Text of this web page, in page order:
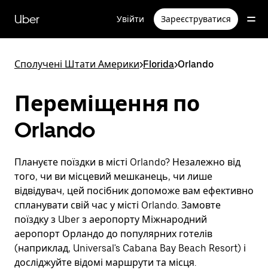
основного
вмісту
Uber Увійти Зареєструватися
Сполучені Штати Америки>Florida>Orlando
Переміщення по
Orlando
Плануєте поїздки в місті Orlando? Незалежно від
того, чи ви місцевий мешканець, чи лише
відвідувач, цей посібник допоможе вам ефективно
спланувати свій час у місті Orlando. Замовте
поїздку з Uber з аеропорту Міжнародний
аеропорт Орландо до популярних готелів
(наприклад, Universal's Cabana Bay Beach Resort) і
досліджуйте відомі маршрути та місця.